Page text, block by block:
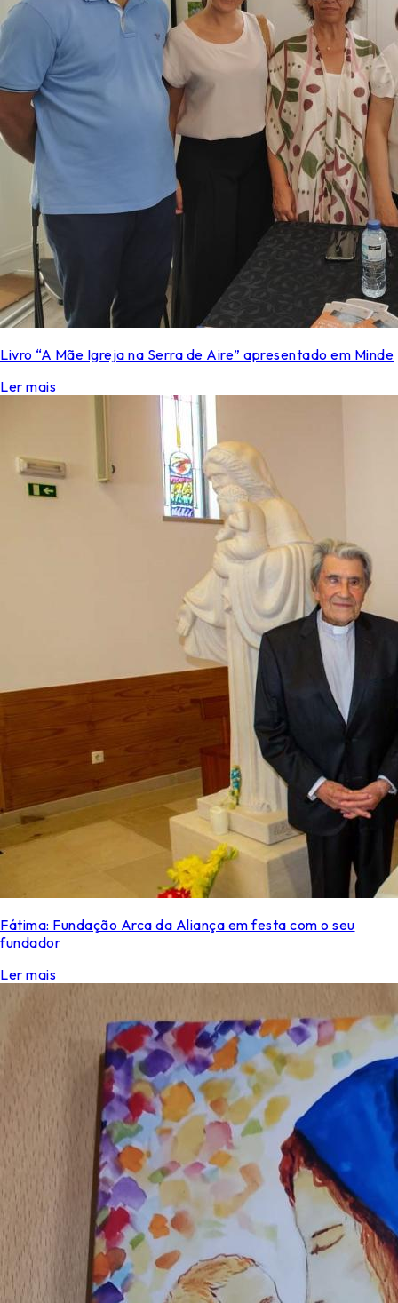
Livro “A Mãe Igreja na Serra de Aire” apresentado em Minde
Ler mais
Fátima: Fundação Arca da Aliança em festa com o seu
fundador
Ler mais